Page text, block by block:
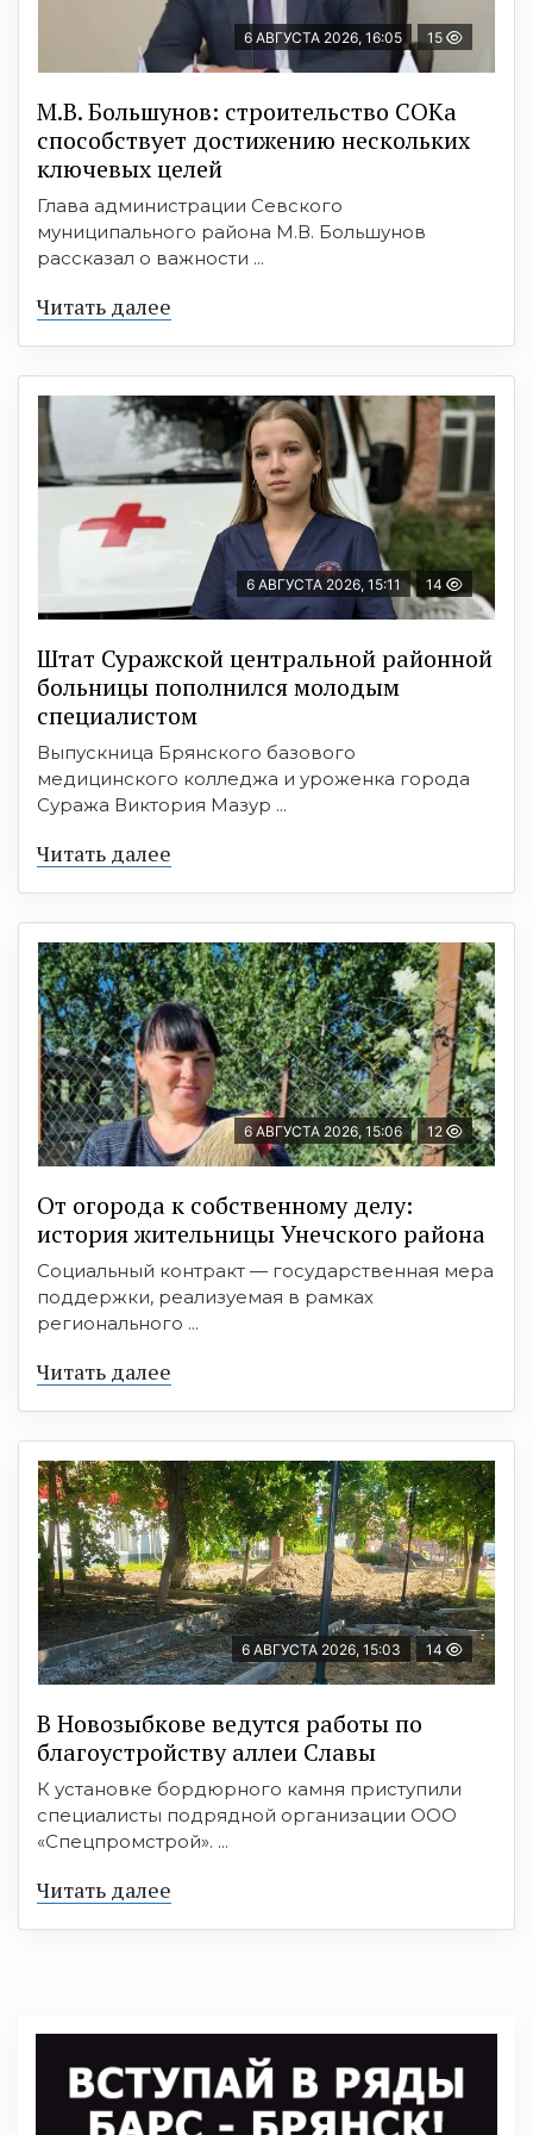
6 АВГУСТА 2026, 16:05 15
М.В. Большунов: строительство СОКа
способствует достижению нескольких
ключевых целей
Глава администрации Севского
муниципального района М.В. Большунов
рассказал о важности ...
Читать далее
6 АВГУСТА 2026, 15:11 14
Штат Суражской центральной районной
больницы пополнился молодым
специалистом
Выпускница Брянского базового
медицинского колледжа и уроженка города
Суража Виктория Мазур ...
Читать далее
6 АВГУСТА 2026, 15:06 12
От огорода к собственному делу:
история жительницы Унечского района
Социальный контракт — государственная мера
поддержки, реализуемая в рамках
регионального ...
Читать далее
6 АВГУСТА 2026, 15:03 14
В Новозыбкове ведутся работы по
благоустройству аллеи Славы
К установке бордюрного камня приступили
специалисты подрядной организации ООО
«Спецпромстрой». ...
Читать далее